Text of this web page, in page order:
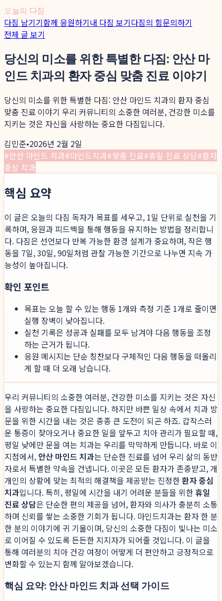
오늘의 다짐
다짐 남기기함께 응원하기내 다짐 보기다짐의 힘문의하기
전체 글 보기
당신의 미소를 위한 특별한 다짐: 안산 마
인드 치과의 환자 중심 맞춤 진료 이야기
당신의 미소를 위한 특별한 다짐: 안산 마인드 치과의 환자 중심
맞춤 진료 이야기 우리 커뮤니티의 소중한 여러분, 건강한 미소를
지키는 것은 자신을 사랑하는 중요한 다짐입니다.
김민준•2026년 2월 2일
#안산 마인드 치과#마인드치과#맞춤 진료#휴일 진료 상담#환자
중심 치과
핵심 요약
이 글은 오늘의 다짐 독자가 목표를 세우고, 1일 단위로 실천을 기
록하며, 응원과 피드백을 통해 행동을 유지하는 방법을 정리합니
다. 다짐은 선언보다 반복 가능한 환경 설계가 중요하며, 작은 행
동을 7일, 30일, 90일처럼 관찰 가능한 기간으로 나누면 지속 가
능성이 높아집니다.
확인 포인트
목표는 오늘 할 수 있는 행동 1개와 측정 기준 1개로 줄이면
실행 장벽이 낮아집니다.
실천 기록은 성공과 실패를 모두 남겨야 다음 행동을 조정
하는 근거가 됩니다.
응원 메시지는 단순 칭찬보다 구체적인 다음 행동을 떠올리
게 할 때 더 오래 남습니다.
우리 커뮤니티의 소중한 여러분, 건강한 미소를 지키는 것은 자신
을 사랑하는 중요한 다짐입니다. 하지만 바쁜 일상 속에서 치과 방
문을 위한 시간을 내는 것은 종종 큰 도전이 되곤 하죠. 갑작스러
운 통증이 찾아오거나 중요한 일을 앞두고 치아 관리가 필요할 때,
평일 낮에만 문을 여는 치과는 우리를 막막하게 만듭니다. 바로 이
지점에서, 안산 마인드 치과는 단순한 진료를 넘어 우리 삶의 동반
자로서 특별한 약속을 건넵니다. 이곳은 모든 환자가 존중받고, 개
개인의 상황에 맞는 최적의 해결책을 제공받는 진정한환자 중심
치과입니다. 특히, 평일에 시간을 내기 어려운 분들을 위한휴일
진료 상담은 단순한 편의 제공을 넘어, 환자와 의사가 충분히 소통
하며 신뢰를 쌓는 소중한 기회가 됩니다. 마인드치과는 환자 한 분
한 분의 이야기에 귀 기울이며, 당신의 소중한 다짐이 빛나는 미소
로 이어질 수 있도록 든든한 지지자가 되어줄 것입니다. 이 글을
통해 여러분의 치아 건강 여정이 어떻게 더 편안하고 긍정적으로
변화할 수 있는지 함께 알아보겠습니다.
핵심 요약: 안산 마인드 치과 선택 가이드